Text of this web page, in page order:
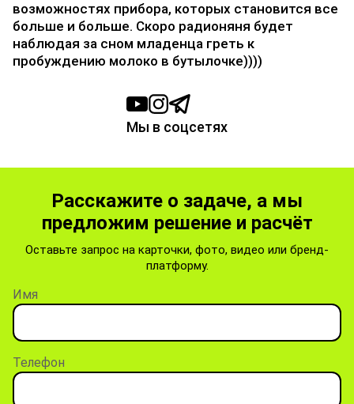
возможностях прибора, которых становится все
больше и больше. Скоро радионяня будет
наблюдая за сном младенца греть к
пробуждению молоко в бутылочке))))
Мы в соцсетях
Расскажите о задаче, а мы
предложим решение и расчёт
Оставьте запрос на карточки, фото, видео или бренд-
платформу.
Имя
Телефон